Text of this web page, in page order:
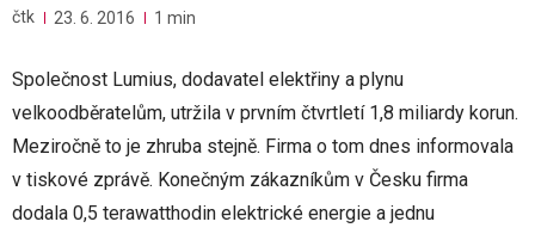
čtk 23. 6. 2016 1 min
Společnost Lumius, dodavatel elektřiny a plynu
velkoodběratelům, utržila v prvním čtvrtletí 1,8 miliardy korun.
Meziročně to je zhruba stejně. Firma o tom dnes informovala
v tiskové zprávě. Konečným zákazníkům v Česku firma
dodala 0,5 terawatthodin elektrické energie a jednu